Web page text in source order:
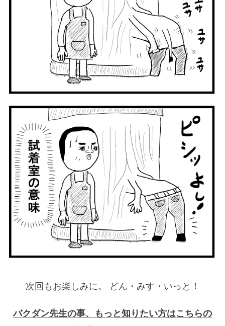
次回もお楽しみに。 どん・みす・いっと！
バクダン先生の事、もっと知りたい方はこちらの